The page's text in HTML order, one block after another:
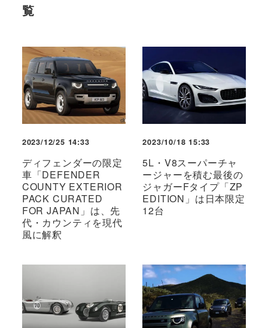
覧
2023/12/25 14:33
ディフェンダーの限定
車「DEFENDER
COUNTY EXTERIOR
PACK CURATED
FOR JAPAN」は、先
代・カウンティを現代
風に解釈
2023/10/18 15:33
5L・V8スーパーチャ
ージャーを積む最後の
ジャガーFタイプ「ZP
EDITION」は日本限定
12台